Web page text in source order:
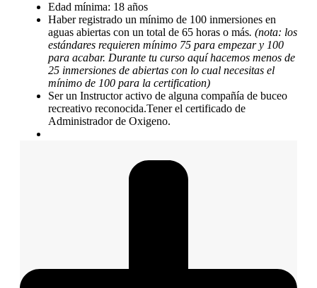
Edad mínima: 18 años
Haber registrado un mínimo de 100 inmersiones en
aguas abiertas con un total de 65 horas o más. (nota: los
estándares requieren mínimo 75 para empezar y 100
para acabar. Durante tu curso aquí hacemos menos de
25 inmersiones de abiertas con lo cual necesitas el
mínimo de 100 para la certification)
Ser un Instructor activo de alguna compañía de buceo
recreativo reconocida.Tener el certificado de
Administrador de Oxigeno.